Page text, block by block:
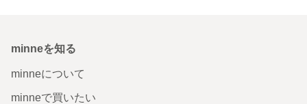
minneを知る
minneについて
minneで買いたい